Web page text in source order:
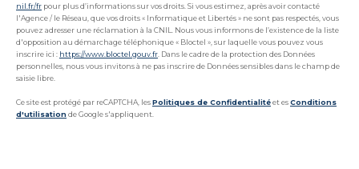
nil.fr/fr pour plus d’informations sur vos droits. Si vous estimez, après avoir contacté
l'Agence / le Réseau, que vos droits « Informatique et Libertés » ne sont pas respectés, vous
pouvez adresser une réclamation à la CNIL. Nous vous informons de l’existence de la liste
d'opposition au démarchage téléphonique « Bloctel », sur laquelle vous pouvez vous
inscrire ici : https://www.bloctel.gouv.fr . Dans le cadre de la protection des Données
personnelles, nous vous invitons à ne pas inscrire de Données sensibles dans le champ de
saisie libre.
Ce site est protégé par reCAPTCHA, lesPolitiques de Confidentialitéet esConditions
d'utilisationde Google s'appliquent.